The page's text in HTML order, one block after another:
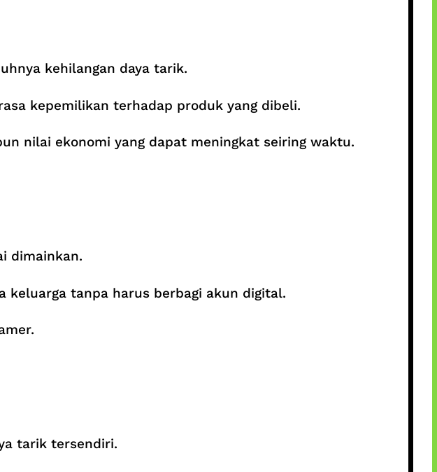
kehilangan daya tarik.
kepemilikan terhadap produk yang dibeli.
nilai ekonomi yang dapat meningkat seiring waktu.
dimainkan.
keluarga tanpa harus berbagi akun digital.
tarik tersendiri.